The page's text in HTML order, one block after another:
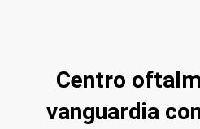
Centro
vanguardia